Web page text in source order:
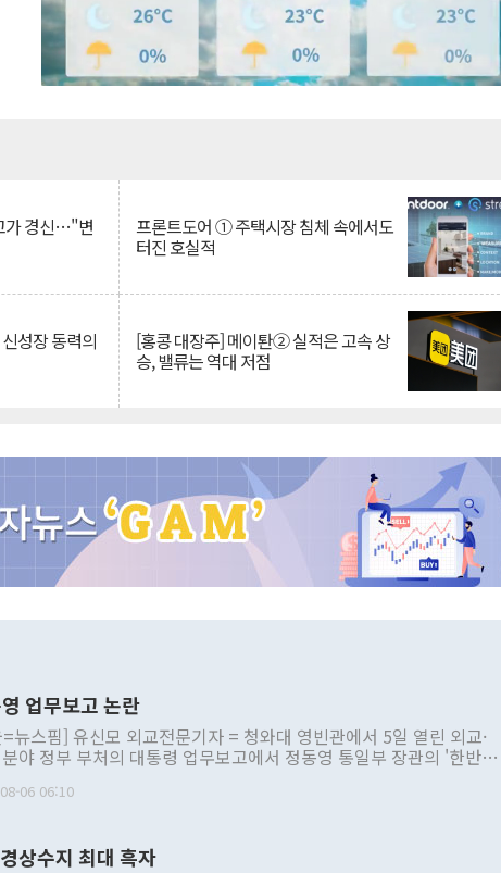
가 경신…"변 프론트도어 ① 주택시장 침체 속에서도
터진 호실적
성장 동력의 [홍콩 대장주] 메이퇀② 실적은 고속 상
승, 밸류는 역대 저점
업무보고 논란
뉴스핌] 유신모 외교전문기자 = 청와대 영빈관에서 5일 열린 외교·
야 정부 부처의 대통령 업무보고에서 정동영 통일부 장관의 '한반도
에는 정부 내 조율을 거치지 않은 사안을 정책으로 추진하겠다고 공
희망에 근거한 비현실적 구상'이라는 비판을 내놨다. 그동안 정 장
06 06:10
상수지 최대 흑자